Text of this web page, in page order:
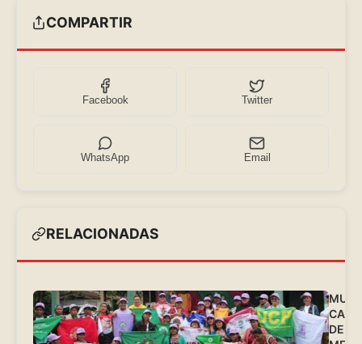
COMPARTIR
Facebook Twitter
WhatsApp Email
RELACIONADAS
DE